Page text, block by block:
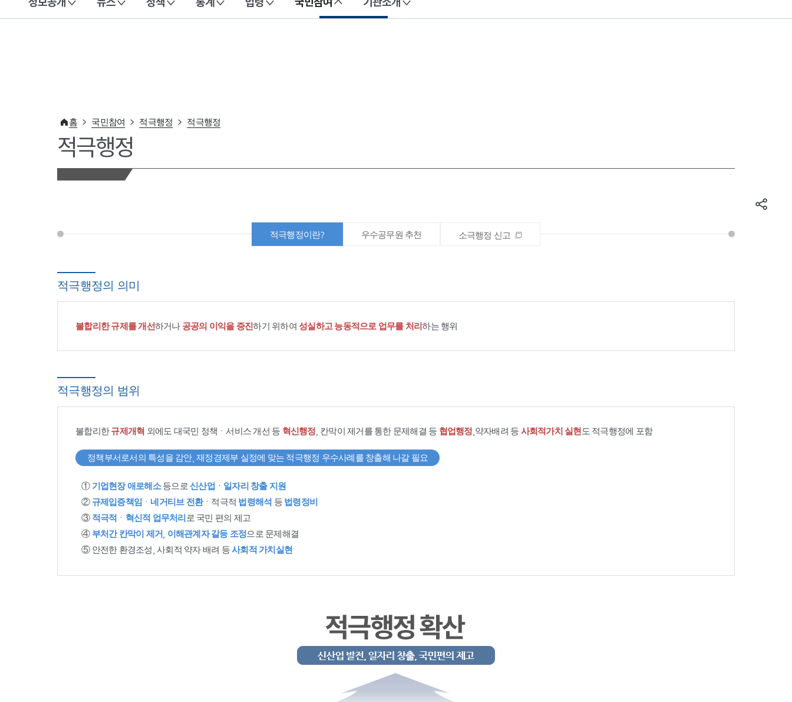
이 누리집은 대한민국 공식 전자정부 누리집입니다.
홈 국민참여 적극행정 적극행정
적극행정
적극행정이란? 우수공무원 추천 소극행정 신고
적극행정의 의미
불합리한 규제를 개선하거나 공공의 이익을 증진하기 위하여 성실하고 능동적으로 업무를 처리하는 행위
적극행정의 범위
불합리한규제개혁 외에도 대국민 정책ㆍ서비스 개선 등 혁신행정 , 칸막이 제거를 통한 문제해결 등 협업행정 ,약자배려 등 사회적가치 실현 도 적극행정에 포함
정책부서로서의 특성을 감안, 재정경제부 실정에 맞는 적극행정 우수사례를 창출해 나갈 필요
① 기업현장 애로해소등으로 신산업 ㆍ 일자리 창출 지원
② 규제입증책임 ㆍ 네거티브 전환ㆍ적극적 법령해석 등 법령정비
③ 적극적 ㆍ 혁신적 업무처리 로 국민 편의 제고
④ 부처간 칸막이 제거, 이해관계자 갈등 조정으로 문제해결
⑤ 안전한 환경조성, 사회적 약자 배려 등사회적 가치실현